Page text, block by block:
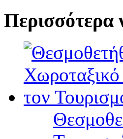
Περισσότερα